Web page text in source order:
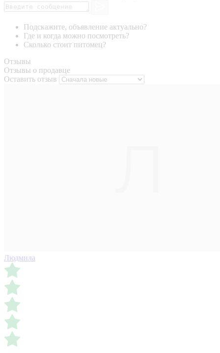
Подскажите, объявление актуально?
Где и когда можно посмотреть?
Сколько стоит питомец?
Отзывы
Отзывы о продавце
Оставить отзыв
Людмила